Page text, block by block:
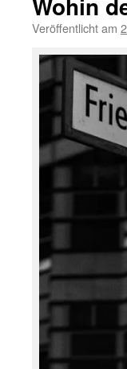
Veröffentlicht am